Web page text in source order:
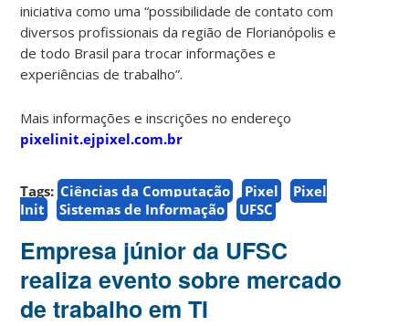
iniciativa como uma “possibilidade de contato com
diversos profissionais da região de Florianópolis e
de todo Brasil para trocar informações e
experiências de trabalho”.
Mais informações e inscrições no endereço
pixelinit.ejpixel.com.br
Tags: Ciências da Computação Pixel
Pixel
Init
Sistemas de Informação UFSC
Empresa júnior da UFSC
realiza evento sobre mercado
de trabalho em TI